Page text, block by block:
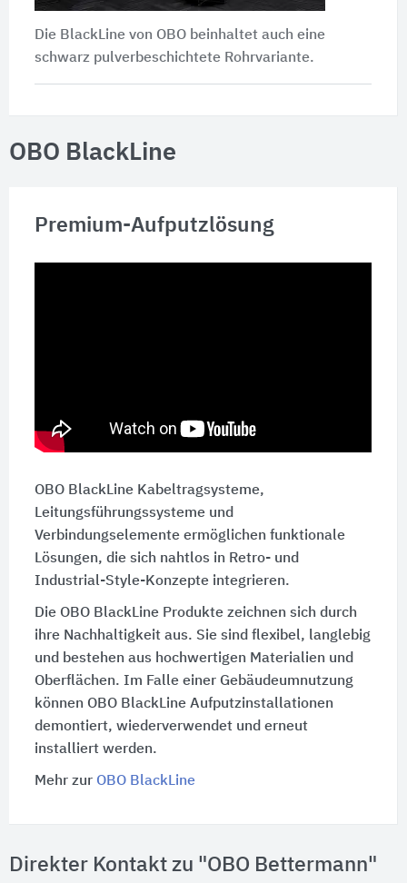
Die BlackLine von OBO beinhaltet auch eine
schwarz pulverbeschichtete Rohrvariante.
OBO BlackLine
Premium-Aufputzlösung
OBO BlackLine Kabeltragsysteme,
Leitungsführungssysteme und
Verbindungselemente ermöglichen funktionale
Lösungen, die sich nahtlos in Retro- und
Industrial-Style-Konzepte integrieren.
Die OBO BlackLine Produkte zeichnen sich durch
ihre Nachhaltigkeit aus. Sie sind flexibel, langlebig
und bestehen aus hochwertigen Materialien und
Oberflächen. Im Falle einer Gebäudeumnutzung
können OBO BlackLine Aufputzinstallationen
demontiert, wiederverwendet und erneut
installiert werden.
Mehr zur OBO BlackLine
Direkter Kontakt zu "OBO Bettermann"